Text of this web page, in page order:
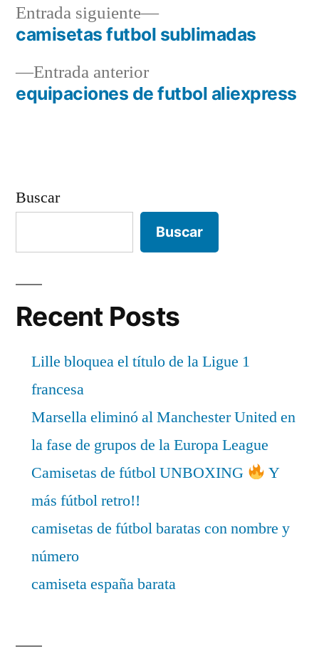
Navegación
de
entradas
Entrada anteriorEntrada
anterior:
equipaciones de futbol aliexpress
Entrada siguiente
Entrada
siguiente:
camisetas futbol sublimadas
Buscar
Buscar
Recent Posts
Lille bloquea el título de la Ligue 1
francesa
Marsella eliminó al Manchester United en
la fase de grupos de la Europa League
Camisetas de fútbol UNBOXING
Y
más fútbol retro!!
camisetas de fútbol baratas con nombre y
número
camiseta españa barata